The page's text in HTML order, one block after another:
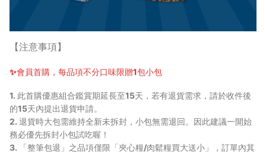
【注意事項】
✨會員首購，每品項不分口味限贈1包小包
1. 此首購優惠組合鑑賞期延長至15天，若有退貨需求，請於收件後
的15天內提出退貨申請。
2. 退貨時大包需維持全新未拆封，小包無需退回。因此建議一開始
務必優先拆封小包試吃喔！
3. 「整筆包退」之品項僅限「夾心糧/肉鬆糧買大送小」，訂單內其